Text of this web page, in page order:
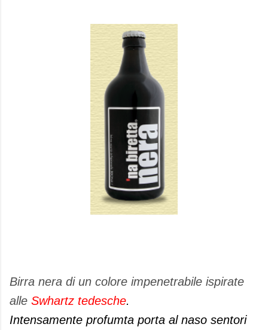
Birra nera di un colore impenetrabile ispirate
alle Swhartz tedesche.
Intensamente profumta porta al naso sentori